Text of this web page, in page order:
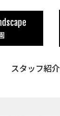
スタッフ紹介